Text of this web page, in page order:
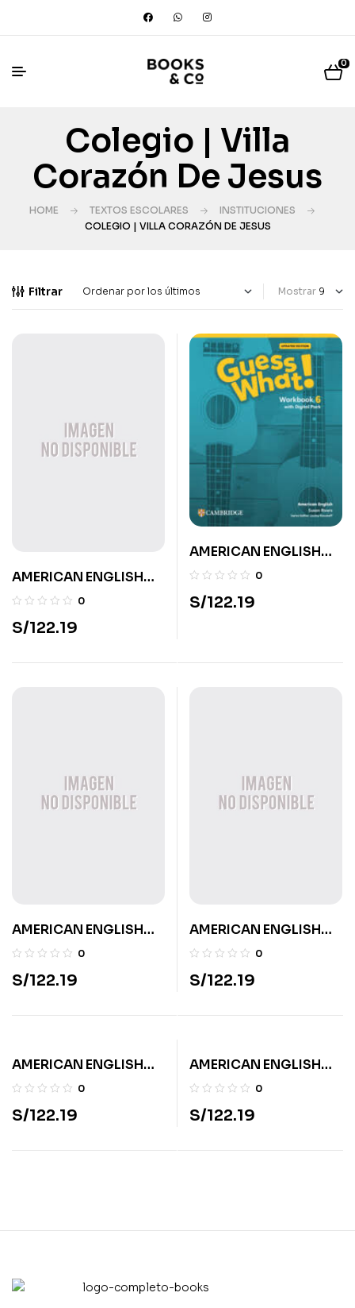
0
Colegio | Villa
Corazón De Jesus
HOME TEXTOS ESCOLARES
INSTITUCIONES
COLEGIO | VILLA CORAZÓN DE JESUS
Filtrar Mostrar
AMERICAN ENGLISH
GUESS WHAT UPD
PAC1
0
S/122.19
AMERICAN ENGLISH
GUESS WHAT UPD
PAC6
0
S/122.19
AMERICAN ENGLISH
GUESS WHAT UPD
PAC5
0
S/122.19
AMERICAN ENGLISH
GUESS WHAT UPD
PAC4
0
S/122.19
AMERICAN ENGLISH
GUESS WHAT UPD
PAC3
0
S/122.19
AMERICAN ENGLISH
GUESS WHAT UPD
PAC2
0
S/122.19